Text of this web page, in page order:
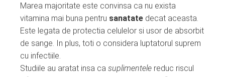
Marea majoritate este convinsa ca nu exista
vitamina mai buna pentru sanatate decat aceasta.
Este legata de protectia celulelor si usor de absorbit
de sange. In plus, toti o considera luptatorul suprem
cu infectiile.
Studiile au aratat insa ca suplimentele reduc riscul